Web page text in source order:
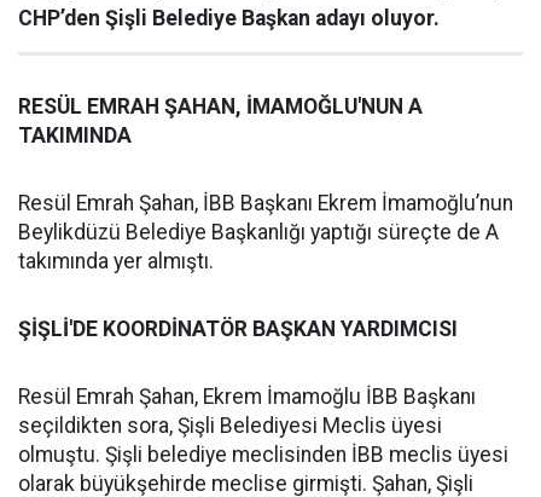
CHP’den Şişli Belediye Başkan adayı oluyor.
RESÜL EMRAH ŞAHAN, İMAMOĞLU'NUN A
TAKIMINDA
Resül Emrah Şahan, İBB Başkanı Ekrem İmamoğlu’nun
Beylikdüzü Belediye Başkanlığı yaptığı süreçte de A
takımında yer almıştı.
ŞİŞLİ'DE KOORDİNATÖR BAŞKAN YARDIMCISI
Resül Emrah Şahan, Ekrem İmamoğlu İBB Başkanı
seçildikten sora, Şişli Belediyesi Meclis üyesi
olmuştu. Şişli belediye meclisinden İBB meclis üyesi
olarak büyükşehirde meclise girmişti. Şahan, Şişli